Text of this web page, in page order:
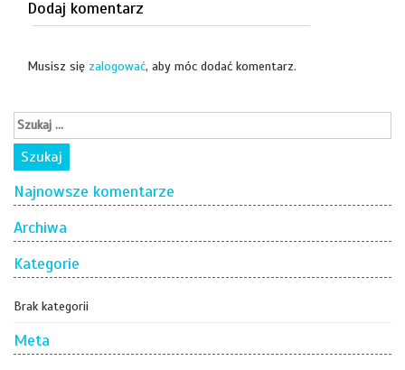
Dodaj komentarz
Musisz się zalogować, aby móc dodać komentarz.
Najnowsze komentarze
Archiwa
Kategorie
Brak kategorii
Meta